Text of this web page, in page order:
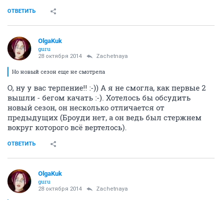
ОТВЕТИТЬ
OlgaKuk
guru
28 октября 2014 Zachetnaya
Но новый сезон еще не смотрела
О, ну у вас терпение!! :-)) А я не смогла, как первые 2
вышли - бегом качать :-). Хотелось бы обсудить
новый сезон, он несколько отличается от
предыдущих (Броуди нет, а он ведь был стержнем
вокруг которого всё вертелось).
ОТВЕТИТЬ
OlgaKuk
guru
28 октября 2014 Zachetnaya